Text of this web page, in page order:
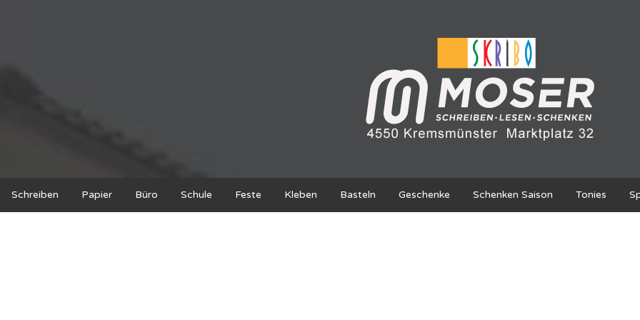
Schreiben Papier Büro Schule Feste Kleben Basteln Geschenke Schenken Saison Tonies